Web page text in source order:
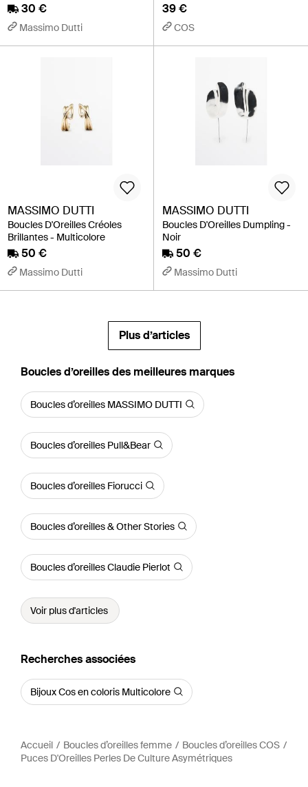
30 €
Massimo Dutti
39 €
COS
MASSIMO DUTTI
Boucles D'Oreilles Créoles
Brillantes - Multicolore
50 €
Massimo Dutti
MASSIMO DUTTI
Boucles D'Oreilles Dumpling -
Noir
50 €
Massimo Dutti
Plus d’articles
‪Boucles d’oreilles‬ des meilleures marques
Boucles d’oreilles MASSIMO DUTTI
Boucles d’oreilles Pull&Bear
Boucles d’oreilles Fiorucci
Boucles d’oreilles & Other Stories
Boucles d’oreilles Claudie Pierlot
Voir plus d'articles
Recherches associées
Bijoux Cos en coloris Multicolore
Accueil Boucles d’oreilles femme
Boucles d’oreilles COS
Puces D'Oreilles Perles De Culture Asymétriques